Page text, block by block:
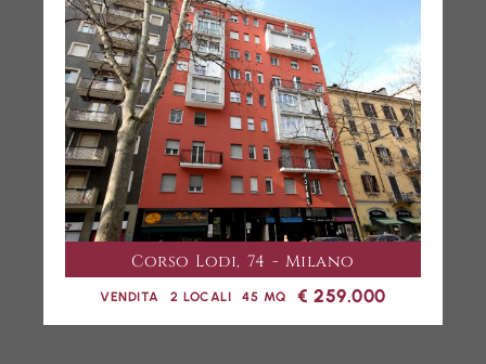
Corso Lodi, 74 - Milano
VENDITA 2 LOCALI 45 MQ € 259.000